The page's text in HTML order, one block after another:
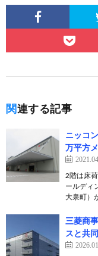
関連する記事
ニッコ
万平方
2階は床
ールディ
大泉町）
三菱商
スと共